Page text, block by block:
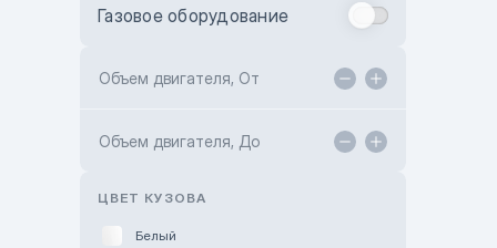
Toyota Kokshetau
Hyundai ShymCity
Газовое оборудование
Объем двигателя, От
Объем двигателя, До
ЦВЕТ КУЗОВА
Белый